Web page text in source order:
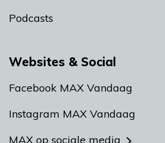
Podcasts
Websites & Social
Facebook MAX Vandaag
Instagram MAX Vandaag
MAX op sociale media